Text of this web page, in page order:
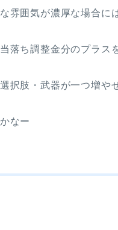
雰囲気が濃厚な場合に
落ち調整金分のプラス
択肢・武器が一つ増や
なー